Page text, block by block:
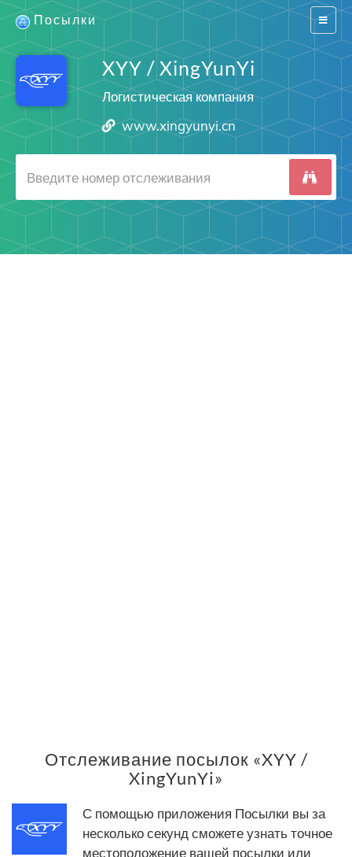
Switch
Посылки
XYY / XingYunYi
Логистическая компания
www.xingyunyi.cn
Отслеживание посылок «XYY /
XingYunYi»
С помощью приложения Посылки вы за
несколько секунд сможете узнать точное
местоположение вашей посылки или